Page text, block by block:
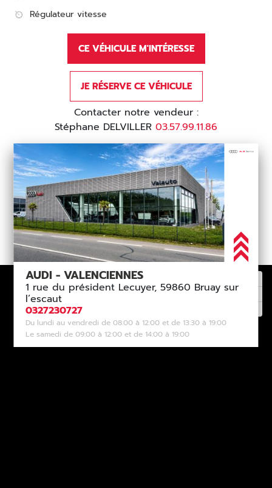
Régulateur vitesse
CE VÉHICULE M'INTÉRESSE
JE RÉSERVE CE VÉHICULE
Contacter notre vendeur :
Stéphane DELVILLER 03.57.99.11.86
AUDI - VALENCIENNES
1 rue du président Lecuyer, 59860 Bruay sur
l’escaut
0327230727
Du lundi au vendredi de 08:00 à 12:00 et de 13:30 à 19:00
Le samedi de 09:00 à 12:00 et de 14:00 à 19:00